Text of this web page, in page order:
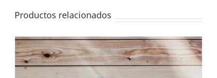
Productos relacionados